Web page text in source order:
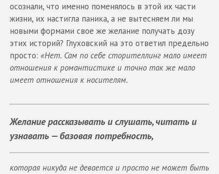
осознали, что именно поменялось в этой их части
жизни, их настигла паника, а не вытесняем ли мы
новыми формами свое же желание получать дозу
этих историй? Глуховский на это ответил предельно
просто: «Нет. Сам по себе сторителлинг мало имеет
отношения к романтистике и точно так же мало
имеет отношения к носителям.
Желание рассказывать и слушать, читать и
узнавать — базовая потребность,
которая никуда не девается и просто не может быть